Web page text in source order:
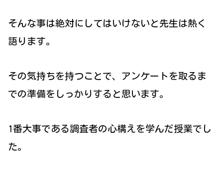
そんな事は絶対にしてはいけないと先生は熱く
語ります。
その気持ちを持つことで、アンケートを取るま
での準備をしっかりすると思います。
1番大事である調査者の心構えを学んだ授業でし
た。